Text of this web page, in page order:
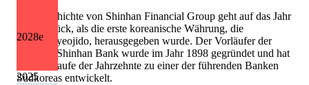
2028e
2025
Die Geschichte von Shinhan Financial Group geht auf das Jahr
1897 zurück, als die erste koreanische Währung, die
Daedongyeojido, herausgegeben wurde. Der Vorläufer der
heutigen Shinhan Bank wurde im Jahr 1898 gegründet und hat
sich im Laufe der Jahrzehnte zu einer der führenden Banken
Südkoreas entwickelt.